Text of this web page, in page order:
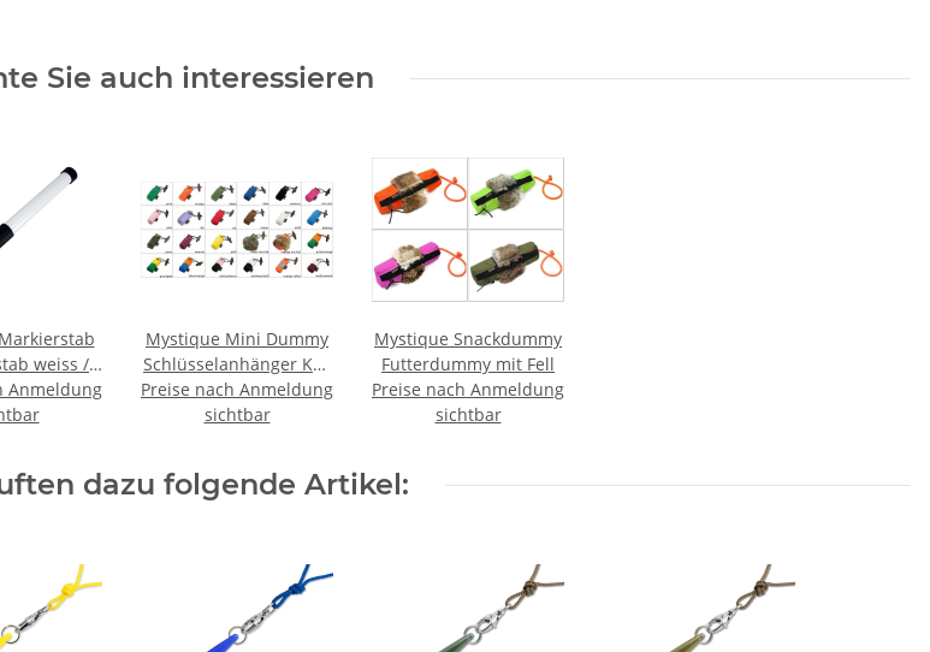
Sie auch interessieren
weiss /
Anmeldung
Mystique Mini Dummy
Schlüsselanhänger Key
Case
Preise nach Anmeldung
sichtbar
Mystique Snackdummy
Futterdummy mit Fell
Preise nach Anmeldung
sichtbar
dazu folgende Artikel: